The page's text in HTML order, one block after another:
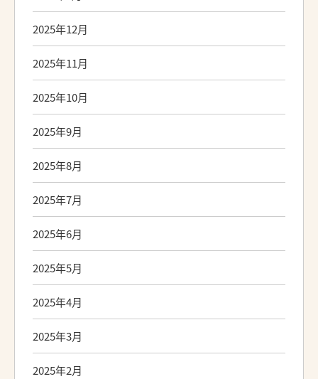
2025年12月
2025年11月
2025年10月
2025年9月
2025年8月
2025年7月
2025年6月
2025年5月
2025年4月
2025年3月
2025年2月